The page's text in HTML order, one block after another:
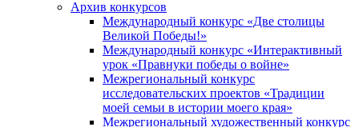
Архив конкурсов
Международный конкурс «Две столицы
Великой Победы!»
Международный конкурс «Интерактивный
урок «Правнуки победы о войне»
Межрегиональный конкурс
исследовательских проектов «Традиции
моей семьи в истории моего края»
Межрегиональный художественный конкурс